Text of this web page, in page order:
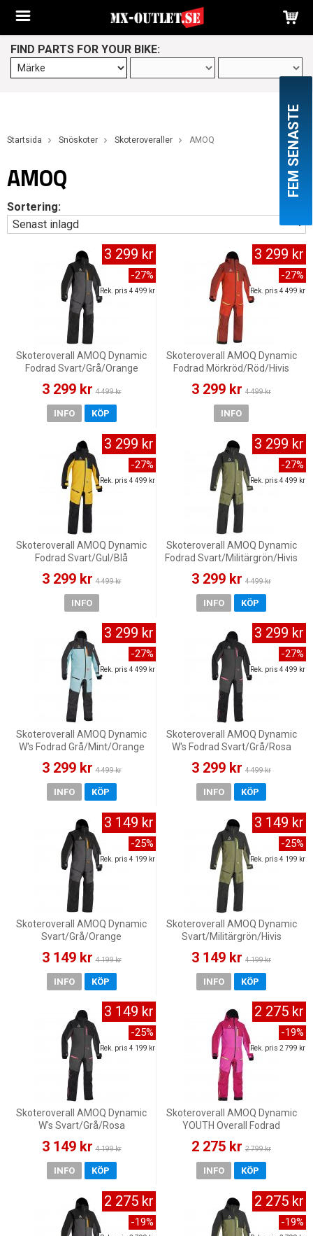
FIND PARTS FOR YOUR BIKE:
Startsida Snöskoter Skoteroveraller AMOQ
AMOQ
Sortering:
Skoteroverall AMOQ Dynamic
Fodrad Svart/Grå/Orange
3 299 kr 4 499 kr
3 299 kr
-27%
Rek. pris 4 499 kr
INFO KÖP
Skoteroverall AMOQ Dynamic
Fodrad Mörkröd/Röd/Hivis
3 299 kr 4 499 kr
3 299 kr
-27%
Rek. pris 4 499 kr
INFO
Skoteroverall AMOQ Dynamic
Fodrad Svart/Gul/Blå
3 299 kr 4 499 kr
3 299 kr
-27%
Rek. pris 4 499 kr
INFO
Skoteroverall AMOQ Dynamic
Fodrad Svart/Militärgrön/Hivis
3 299 kr 4 499 kr
3 299 kr
-27%
Rek. pris 4 499 kr
INFO KÖP
Skoteroverall AMOQ Dynamic
W's Fodrad Grå/Mint/Orange
3 299 kr 4 499 kr
3 299 kr
-27%
Rek. pris 4 499 kr
INFO KÖP
Skoteroverall AMOQ Dynamic
W's Fodrad Svart/Grå/Rosa
3 299 kr 4 499 kr
3 299 kr
-27%
Rek. pris 4 499 kr
INFO KÖP
Skoteroverall AMOQ Dynamic
Svart/Grå/Orange
3 149 kr 4 199 kr
3 149 kr
-25%
Rek. pris 4 199 kr
INFO KÖP
Skoteroverall AMOQ Dynamic
Svart/Militärgrön/Hivis
3 149 kr 4 199 kr
3 149 kr
-25%
Rek. pris 4 199 kr
INFO KÖP
Skoteroverall AMOQ Dynamic
W's Svart/Grå/Rosa
3 149 kr 4 199 kr
3 149 kr
-25%
Rek. pris 4 199 kr
INFO KÖP
Skoteroverall AMOQ Dynamic
YOUTH Overall Fodrad
2 275 kr 2 799 kr
2 275 kr
-19%
Rek. pris 2 799 kr
INFO KÖP
2 275 kr
-19%
2 275 kr
-19%
FEM SENASTE